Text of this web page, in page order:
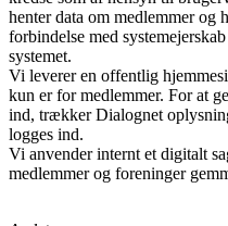
henter data om medlemmer og
forbindelse med
systemet.
Vi leverer en offentlig
kun er for medlemmer. For at
ind, trækker Dialognet
logges ind.
Vi anvender internt et digitalt
medlemmer og foreninger